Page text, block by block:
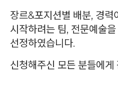
장르&포지션별 배분, 경력
시작하려는 팀, 전문예술
선정하였습니다.
신청해주신 모든 분들에게